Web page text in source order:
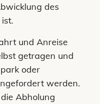
des
und Anreise
getragen und
oder
werden.
Abholung